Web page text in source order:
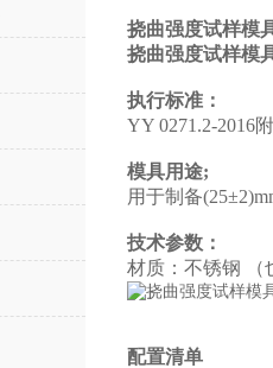
挠曲强度试样模
挠曲强度试样模
执行标准：
YY 0271.2-2016
模具用途;
用于制备
技术参数：
材质：不锈钢 （
配置清单